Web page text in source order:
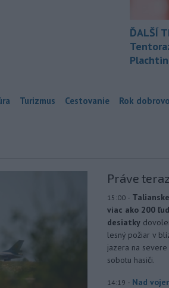
ĎALŠÍ
Turizmus Cestovanie Rok
Práve teraz
15:00 -
viac ako 200
desiatky
lesný požiar v
jazera na
sobotu hasiči.
14:19 - Nad